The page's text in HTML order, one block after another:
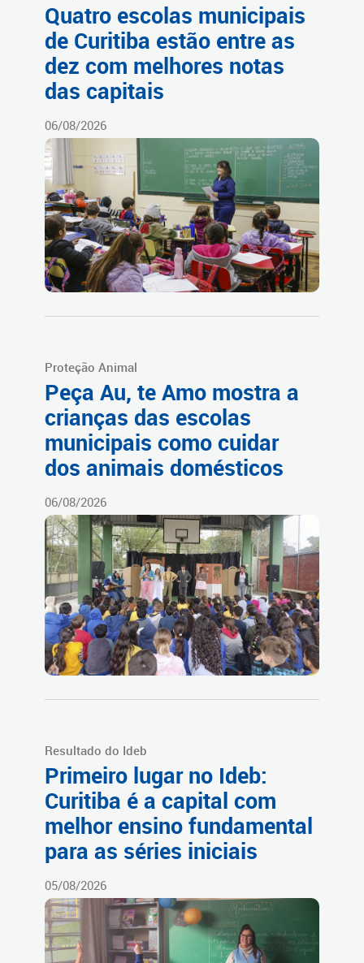
Quatro escolas municipais
de Curitiba estão entre as
dez com melhores notas
das capitais
06/08/2026
Proteção Animal
Peça Au, te Amo mostra a
crianças das escolas
municipais como cuidar
dos animais domésticos
06/08/2026
Resultado do Ideb
Primeiro lugar no Ideb:
Curitiba é a capital com
melhor ensino fundamental
para as séries iniciais
05/08/2026